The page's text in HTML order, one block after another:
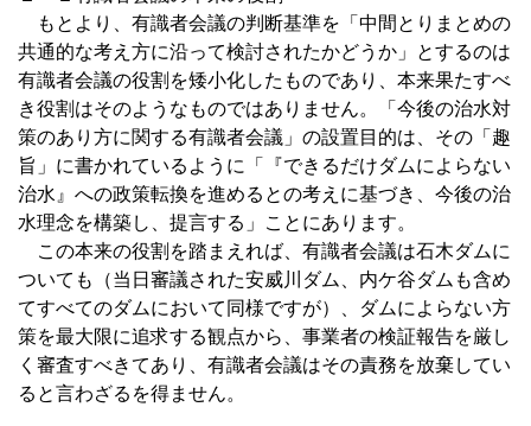
もとより、有識者会議の判断基準を「中間とりまとめの
共通的な考え方に沿って検討されたかどうか」とするのは
有識者会議の役割を矮小化したものであり、本来果たすべ
き役割はそのようなものではありません。「今後の治水対
策のあり方に関する有識者会議」の設置目的は、その「趣
旨」に書かれているように「『できるだけダムによらない
治水』への政策転換を進めるとの考えに基づき、今後の治
水理念を構築し、提言する」ことにあります。
この本来の役割を踏まえれば、有識者会議は石木ダムに
ついても（当日審議された安威川ダム、内ケ谷ダムも含め
てすべてのダムにおいて同様ですが）、ダムによらない方
策を最大限に追求する観点から、事業者の検証報告を厳し
く審査すべきてあり、有識者会議はその責務を放棄してい
ると言わざるを得ません。